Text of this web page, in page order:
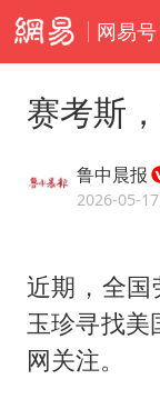
网易号
赛考斯
鲁中晨报
2026-05-
近期，全国
玉珍寻找美
网关注。